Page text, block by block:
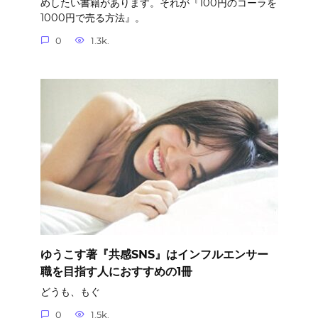
めしたい書籍があります。それが『100円のコーラを
1000円で売る方法』。
0 1.3k.
ゆうこす著『共感SNS』はインフルエンサー
職を目指す人におすすめの1冊
どうも、もぐ
0 1.5k.